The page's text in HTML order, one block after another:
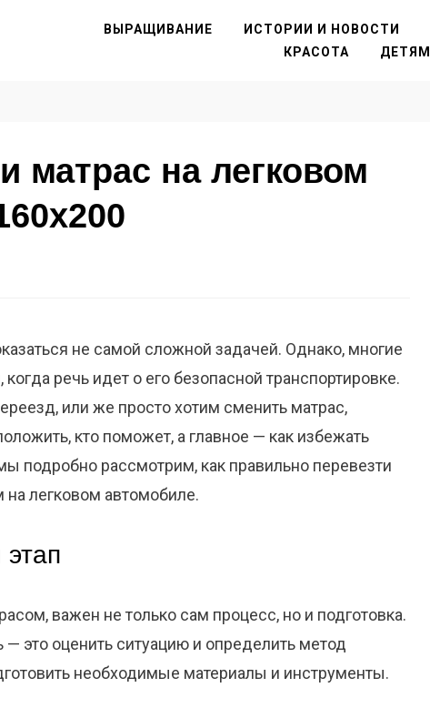
ВЫРАЩИВАНИЕ ИСТОРИИ И НОВОСТИ
КРАСОТА
ДЕТЯМ
матрас на легковом
не самой сложной задачей. Однако, многие
речь идет о его безопасной транспортировке.
или же просто хотим сменить матрас,
кто поможет, а главное — как избежать
подробно рассмотрим, как правильно перевезти
легковом автомобиле.
важен не только сам процесс, но и подготовка.
— это оценить ситуацию и определить метод
необходимые материалы и инструменты.